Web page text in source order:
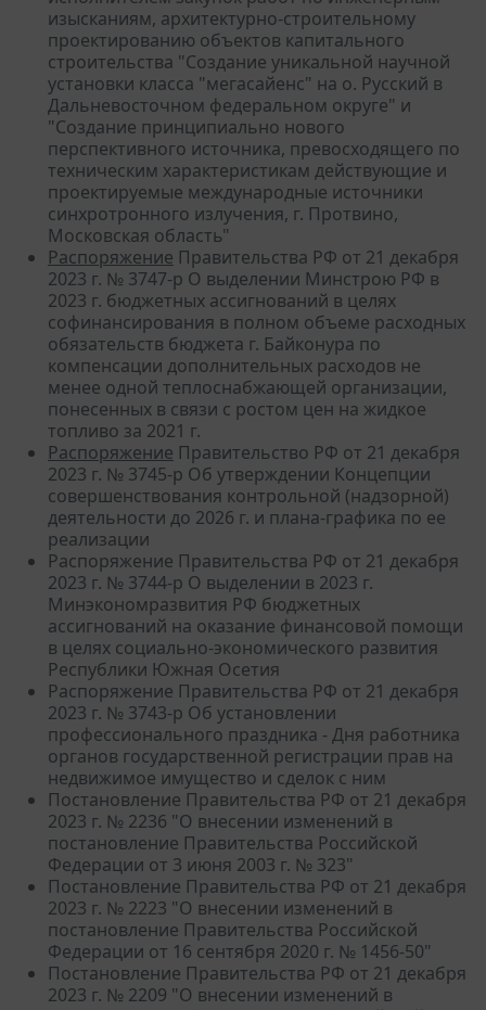
изысканиям, архитектурно-строительному
проектированию объектов капитального
строительства "Создание уникальной научной
установки класса "мегасайенс" на о. Русский в
Дальневосточном федеральном округе" и
"Создание принципиально нового
перспективного источника, превосходящего по
техническим характеристикам действующие и
проектируемые международные источники
синхротронного излучения, г. Протвино,
Московская область"
Распоряжение Правительства РФ от 21 декабря
2023 г. № 3747-р О выделении Минстрою РФ в
2023 г. бюджетных ассигнований в целях
софинансирования в полном объеме расходных
обязательств бюджета г. Байконура по
компенсации дополнительных расходов не
менее одной теплоснабжающей организации,
понесенных в связи с ростом цен на жидкое
топливо за 2021 г.
Распоряжение Правительство РФ от 21 декабря
2023 г. № 3745-р Об утверждении Концепции
совершенствования контрольной (надзорной)
деятельности до 2026 г. и плана-графика по ее
реализации
Распоряжение Правительства РФ от 21 декабря
2023 г. № 3744-р О выделении в 2023 г.
Минэкономразвития РФ бюджетных
ассигнований на оказание финансовой помощи
в целях социально-экономического развития
Республики Южная Осетия
Распоряжение Правительства РФ от 21 декабря
2023 г. № 3743-р Об установлении
профессионального праздника - Дня работника
органов государственной регистрации прав на
недвижимое имущество и сделок с ним
Постановление Правительства РФ от 21 декабря
2023 г. № 2236 "О внесении изменений в
постановление Правительства Российской
Федерации от 3 июня 2003 г. № 323"
Постановление Правительства РФ от 21 декабря
2023 г. № 2223 "О внесении изменений в
постановление Правительства Российской
Федерации от 16 сентября 2020 г. № 1456-50"
Постановление Правительства РФ от 21 декабря
2023 г. № 2209 "О внесении изменений в